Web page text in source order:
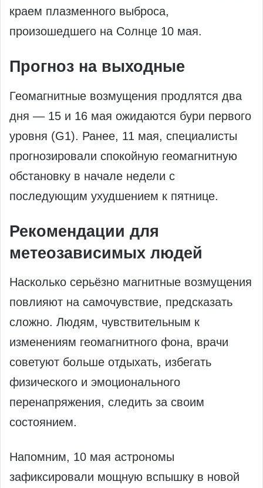
краем плазменного выброса,
произошедшего на Солнце 10 мая.
Прогноз на выходные
Геомагнитные возмущения продлятся два
дня — 15 и 16 мая ожидаются бури первого
уровня (G1). Ранее, 11 мая, специалисты
прогнозировали спокойную геомагнитную
обстановку в начале недели с
последующим ухудшением к пятнице.
Рекомендации для
метеозависимых людей
Насколько серьёзно магнитные возмущения
повлияют на самочувствие, предсказать
сложно. Людям, чувствительным к
изменениям геомагнитного фона, врачи
советуют больше отдыхать, избегать
физического и эмоционального
перенапряжения, следить за своим
состоянием.
Напомним, 10 мая астрономы
зафиксировали мощную вспышку в новой